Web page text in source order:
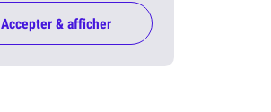
Accepter & afficher